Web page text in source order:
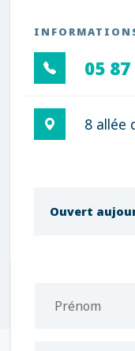
05
8 allée
Ouvert
Prénom